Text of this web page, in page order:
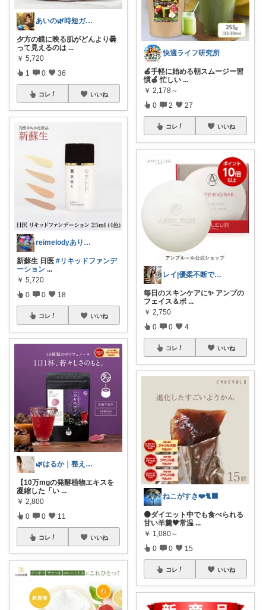
あいの🌿時短ガジェットと賢い暮らし
夕方の鏡に映る肌がどんより曇
って見えるのは ...
￥ 5,720
1 0 36
コレ いいね
reimelodyありがとうございます
新蘇生 日医 #リキッドファンデ
ーション ...
￥ 5,720
0 0 18
コレ いいね
🌿はるか｜整える×健康習慣×予防
【10万mgの発酵植物エキスを
凝縮した「い ...
￥ 2,800
0 0 11
コレ いいね
快適ライフ研究所
🍏手軽に始める朝スムージー習
慣🍏 忙しい ...
￥ 2,178～
0 2 27
コレ いいね
レイ|優柔不断で選べない🥲
毎日のスキンケアに✨ アンプの
フェイス＆ボ ...
￥ 2,750
0 0 4
コレ いいね
ねこがすき❤️🐈‍⬛
🟠ダイエット中でも食べられる
甘い羊羹🧡常温 ...
￥ 1,080～
0 0 15
コレ いいね